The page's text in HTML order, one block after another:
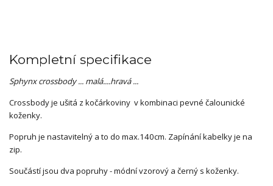
Kompletní specifikace
Sphynx crossbody ... malá....hravá ...
Crossbody je ušitá z kočárkoviny v kombinaci pevné čalounické
koženky.
Popruh je nastavitelný a to do max.140cm. Zapínání kabelky je na
zip.
Součástí jsou dva popruhy - módní vzorový a černý s koženky.